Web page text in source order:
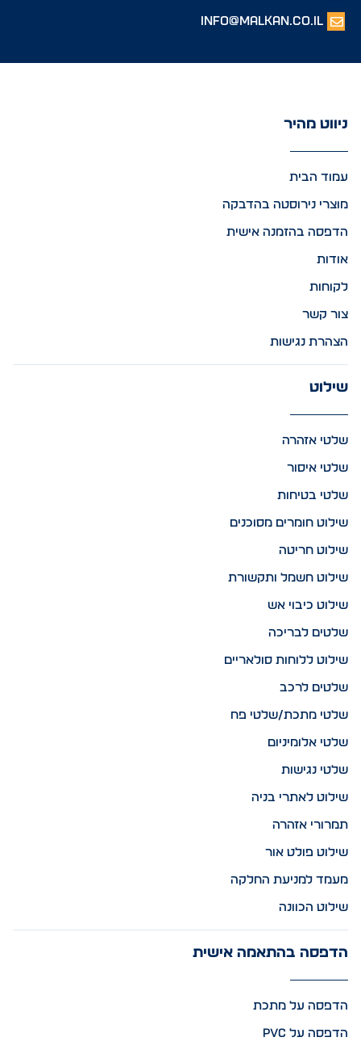
info@malkan.co.il
ניווט מהיר
עמוד הבית
מוצרי נירוסטה בהדבקה
הדפסה בהזמנה אישית
אודות
לקוחות
צור קשר
הצהרת נגישות
שילוט
שלטי אזהרה
שלטי איסור
שלטי בטיחות
שילוט חומרים מסוכנים
שילוט חריטה
שילוט חשמל ותקשורת
שילוט כיבוי אש
שלטים לבריכה
שילוט ללוחות סולאריים
שלטים לרכב
שלטי מתכת/שלטי פח
שלטי אלומיניום
שלטי נגישות
שילוט לאתרי בניה
תמרורי אזהרה
שילוט פולט אור
מעמד למניעת החלקה
שילוט הכוונה
הדפסה בהתאמה אישית
הדפסה על מתכת
הדפסה על PVC